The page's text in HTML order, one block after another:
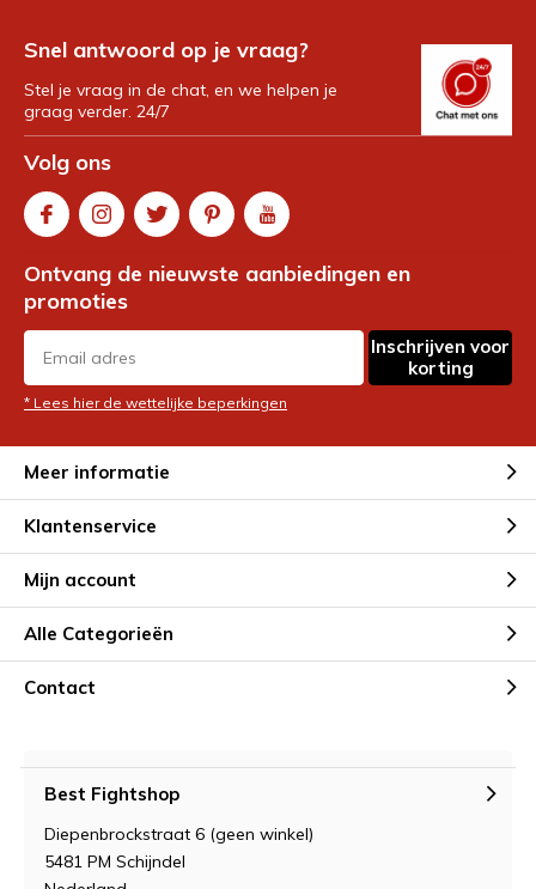
Snel antwoord op je vraag?
Stel je vraag in de chat, en we helpen je
graag verder. 24/7
Volg ons
Ontvang de nieuwste aanbiedingen en
promoties
Inschrijven voor
korting
* Lees hier de wettelijke beperkingen
Meer informatie
Klantenservice
Mijn account
Alle Categorieën
Contact
Best Fightshop
Diepenbrockstraat 6 (geen winkel)
5481 PM Schijndel